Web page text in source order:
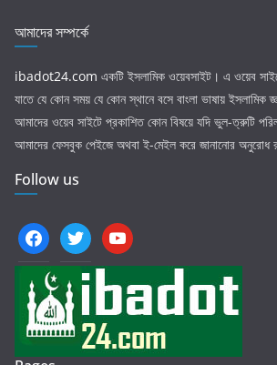
আমাদের সম্পর্কে
ibadot24.com একটি ইসলামিক ওয়েবসাইট। এ ওয়েব
যাতে যে কোন সময় যে কোন স্থানে বসে বাংলা ভাষায় ইসলামিক
আমাদের ওয়েব সাইটে প্রকাশিত কোন বিষয়ে যদি ভুল-ত্রুটি
আমাদের ফেসবুক পেইজে অথবা ই-মেইল করে জানানোর অনুরোধ
Follow us
facebooktwitter youtube